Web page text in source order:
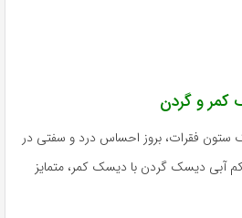
کمر و گردن
فقرات، بروز احساس درد و سفتی در
آبی دیسک گردن با دیسک کمر، متمایز